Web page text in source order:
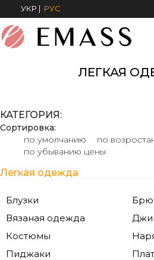
УКР | РУС
ЛЕГКАЯ
КАТЕГОРИЯ:
Сортировка:
по умолчанию
по
по убыванию цены
Легкая одежда
Блузки
Вязаная одежда
Костюмы
Пиджаки